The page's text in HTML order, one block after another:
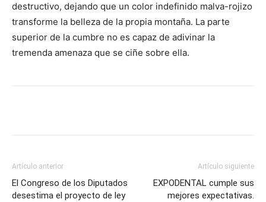
destructivo, dejando que un color indefinido malva-rojizo
transforme la belleza de la propia montaña. La parte
superior de la cumbre no es capaz de adivinar la
tremenda amenaza que se ciñe sobre ella.
Artículo anterior
El Congreso de los Diputados
desestima el proyecto de ley
Artículo siguiente
EXPODENTAL cumple sus
mejores expectativas.